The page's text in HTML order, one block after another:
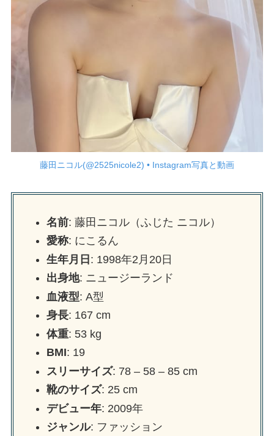
藤田ニコル(@2525nicole2) • Instagram写真と動画
名前: 藤田ニコル（ふじた ニコル）
愛称: にこるん
生年月日 : 1998年2月20日
出身地: ニュージーランド
血液型: A型
身長: 167 cm
体重: 53 kg
BMI: 19
スリーサイズ: 78 – 58 – 85 cm
靴のサイズ: 25 cm
デビュー年: 2009年
ジャンル: ファッション